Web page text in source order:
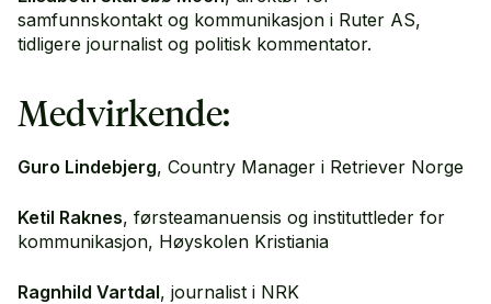
samfunnskontakt og kommunikasjon i Ruter AS,
tidligere journalist og politisk kommentator.
Medvirkende:
Guro Lindebjerg, Country Manager i Retriever Norge
Ketil Raknes, førsteamanuensis og instituttleder for
kommunikasjon, Høyskolen Kristiania
Ragnhild Vartdal, journalist i NRK